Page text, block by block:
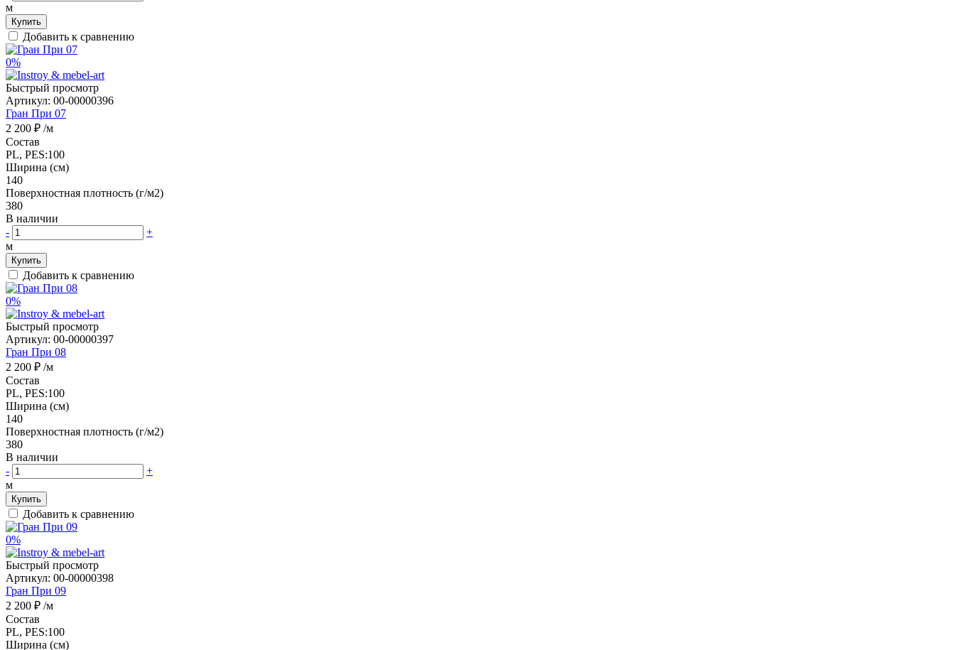
м
Купить
Добавить к сравнению
0%
Быстрый просмотр
Артикул: 00-00000396
Гран При 07
2 200 ₽ /м
Состав
PL, PES:100
Ширина (см)
140
Поверхностная плотность (г/м2)
380
В наличии
-
+
м
Купить
Добавить к сравнению
0%
Быстрый просмотр
Артикул: 00-00000397
Гран При 08
2 200 ₽ /м
Состав
PL, PES:100
Ширина (см)
140
Поверхностная плотность (г/м2)
380
В наличии
-
+
м
Купить
Добавить к сравнению
0%
Быстрый просмотр
Артикул: 00-00000398
Гран При 09
2 200 ₽ /м
Состав
PL, PES:100
Ширина (см)